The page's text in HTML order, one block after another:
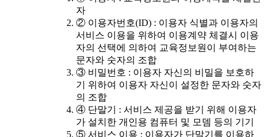
자
② 이용자번호(ID) : 이용자 식별과 이용자의
서비스 이용을 위하여 이용계약 체결시 이용
자의 선택에 의하여 교육정보원이 부여하는
문자와 숫자의 조합
③ 비밀번호 : 이용자 자신의 비밀을 보호하
기 위하여 이용자 자신이 설정한 문자와 숫자
의 조합
④ 단말기 : 서비스 제공을 받기 위해 이용자
가 설치한 개인용 컴퓨터 및 모뎀 등의 기기
⑤ 서비스 이용 : 이용자가 단말기를 이용하